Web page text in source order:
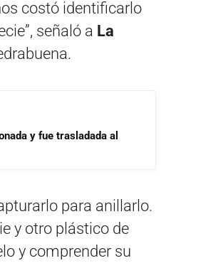
costó identificarlo
señaló a La
y fue trasladada al
para anillarlo.
y otro plástico de
y comprender su